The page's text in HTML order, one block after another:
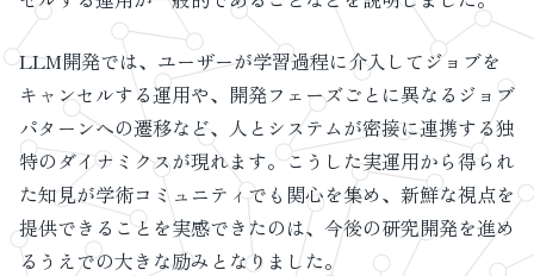
LLM開発では、ユーザーが学習過程に介入してジョブを
キャンセルする運用や、開発フェーズごとに異なるジョブ
パターンへの遷移など、人とシステムが密接に連携する独
特のダイナミクスが現れます。こうした実運用から得られ
た知見が学術コミュニティでも関心を集め、新鮮な視点を
提供できることを実感できたのは、今後の研究開発を進め
るうえでの大きな励みとなりました。